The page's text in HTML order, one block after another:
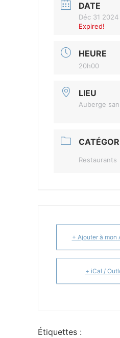
DATE
Déc 31 2024
Expired!
HEURE
20h00
LIEU
Auberge
Restaurants
+ Ajouter à mon
+ iCal /
Étiquettes :